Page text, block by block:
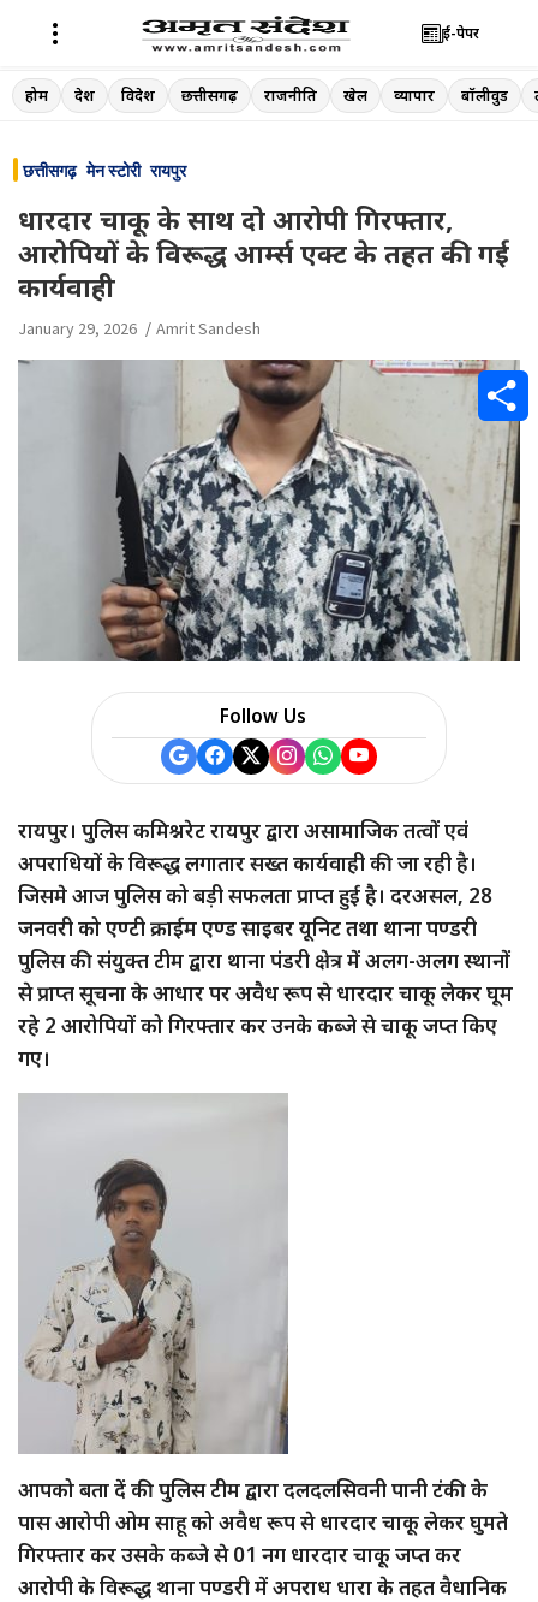
Skip
to
ई-पेपर
होम देश विदेश छत्तीसगढ़ राजनीति खेल व्यापार बॉलीवुड
छत्तीसगढ़ मेन स्टोरी रायपुर
धारदार चाकू के साथ दो आरोपी गिरफ्तार,
आरोपियों के विरूद्ध आर्म्स एक्ट के तहत की गई
कार्यवाही
January 29, 2026 Amrit Sandesh
Follow Us
रायपुर। पुलिस कमिश्नरेट रायपुर द्वारा असामाजिक तत्वों एवं
अपराधियों के विरूद्ध लगातार सख्त कार्यवाही की जा रही है।
जिसमे आज पुलिस को बड़ी सफलता प्राप्त हुई है। दरअसल, 28
जनवरी को एण्टी क्राईम एण्ड साइबर यूनिट तथा थाना पण्डरी
पुलिस की संयुक्त टीम द्वारा थाना पंडरी क्षेत्र में अलग-अलग स्थानों
से प्राप्त सूचना के आधार पर अवैध रूप से धारदार चाकू लेकर घूम
रहे 2 आरोपियों को गिरफ्तार कर उनके कब्जे से चाकू जप्त किए
गए।
आपको बता दें की पुलिस टीम द्वारा दलदलसिवनी पानी टंकी के
पास आरोपी ओम साहू को अवैध रूप से धारदार चाकू लेकर घुमते
गिरफ्तार कर उसके कब्जे से 01 नग धारदार चाकू जप्त कर
आरोपी के विरूद्ध थाना पण्डरी में अपराध धारा के तहत वैधानिक
a